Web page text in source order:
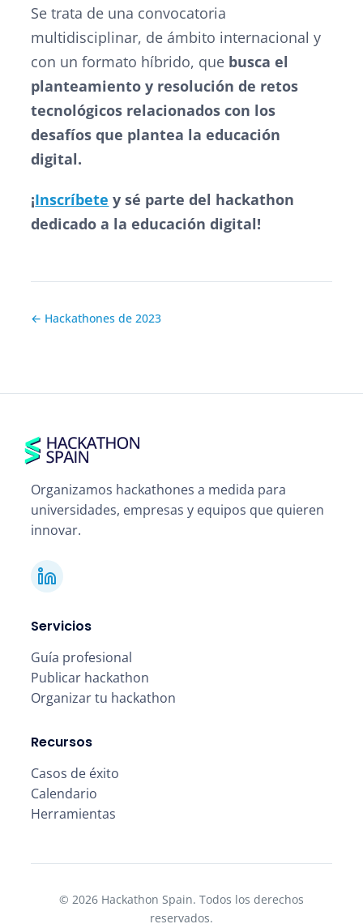
Se trata de una convocatoria
multidisciplinar, de ámbito internacional y
con un formato híbrido, que busca el
planteamiento y resolución de retos
tecnológicos relacionados con los
desafíos que plantea la educación
digital.
¡Inscríbete y sé parte del hackathon
dedicado a la educación digital!
← Hackathones de 2023
Organizamos hackathones a medida para
universidades, empresas y equipos que quieren
innovar.
Servicios
Guía profesional
Publicar hackathon
Organizar tu hackathon
Recursos
Casos de éxito
Calendario
Herramientas
© 2026 Hackathon Spain. Todos los derechos
reservados.